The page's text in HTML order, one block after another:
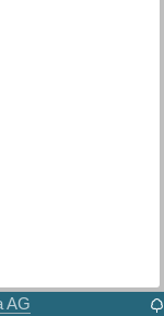
AG